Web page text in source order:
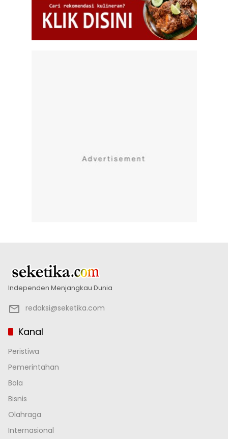
Independen Menjangkau Dunia
redaksi@seketika.com
Kanal
Peristiwa
Pemerintahan
Bola
Bisnis
Olahraga
Internasional